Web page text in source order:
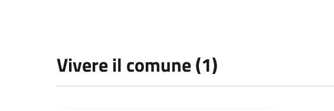
Vivere il comune (1)